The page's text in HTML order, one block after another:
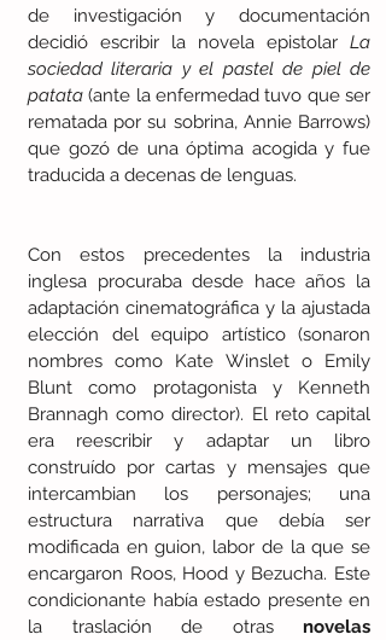
de investigación y documentación
decidió escribir la novela epistolar La
sociedad literaria y el pastel de piel de
patata (ante la enfermedad tuvo que ser
rematada por su sobrina, Annie Barrows)
que gozó de una óptima acogida y fue
traducida a decenas de lenguas.
Con estos precedentes la industria
inglesa procuraba desde hace años la
adaptación cinematográfica y la ajustada
elección del equipo artístico (sonaron
nombres como Kate Winslet o Emily
Blunt como protagonista y Kenneth
Brannagh como director). El reto capital
era reescribir y adaptar un libro
construído por cartas y mensajes que
intercambian los personajes; una
estructura narrativa que debía ser
modificada en guion, labor de la que se
encargaron Roos, Hood y Bezucha. Este
condicionante había estado presente en
la traslación de otras novelas